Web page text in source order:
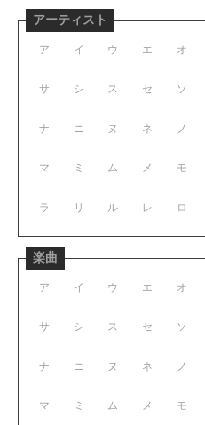
アーティスト
ア イ ウ エ オ
サ シ ス セ ソ
ナ ニ ヌ ネ ノ
マ ミ ム メ モ
ラ リ ル レ ロ
楽曲
ア イ ウ エ オ
サ シ ス セ ソ
ナ ニ ヌ ネ ノ
マ ミ ム メ モ